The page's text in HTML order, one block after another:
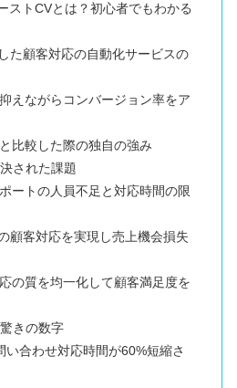
ストCVとは？初心者でもわかる
た顧客対応の自動化サービスの
えながらコンバージョン率をア
比較した際の独自の強み
された課題
ートの人員不足と対応時間の限
顧客対応を実現し売上機会損失
の質を均一化して顧客満足度を
きの数字
い合わせ対応時間が60%短縮さ